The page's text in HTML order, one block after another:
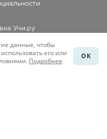
Учи.ру
школ
к уроку
данные, чтобы
его или
Подробнее
ОК